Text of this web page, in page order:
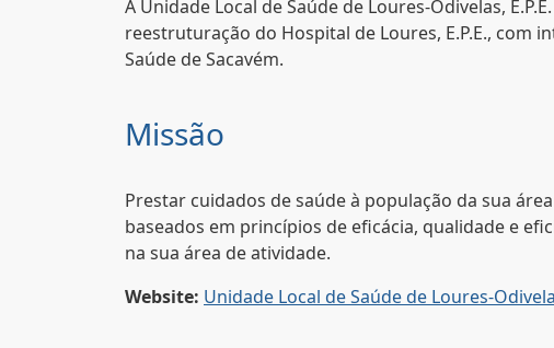
A Unidade Local de Saúde de Loures-Odivelas,
reestruturação do Hospital de Loures, E.P.E., com
Saúde de Sacavém.
Missão
Prestar cuidados de saúde à população da sua
baseados em princípios de eficácia, qualidade e
na sua área de atividade.
Website: Unidade Local de Saúde de Loures-